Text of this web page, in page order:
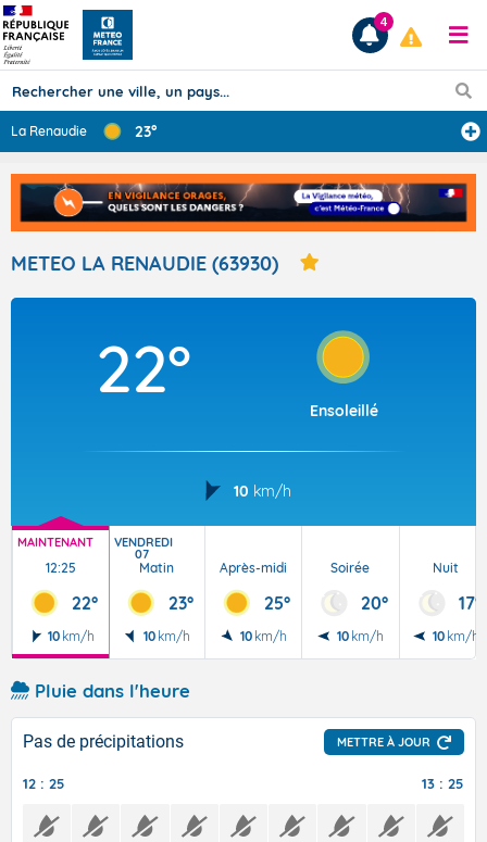
Prévisions
TOUS LES RÉSULTATS
Articles
4
La Renaudie 23°
METEO LA RENAUDIE (63930)
22°
Ensoleillé
10 km/h
MAINTENANT
12:25
22°
10 km/h
VENDREDI
07
Matin
23°
10 km/h
Après-midi
25°
10 km/h
Soirée
20°
10 km/h
Nuit
17°
10 km/h
Pluie dans l'heure
Pas de précipitations METTRE À JOUR
12 : 25 13 : 25